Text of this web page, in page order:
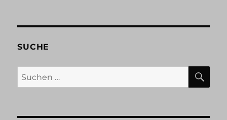
SUCHE
Suchen
nach: